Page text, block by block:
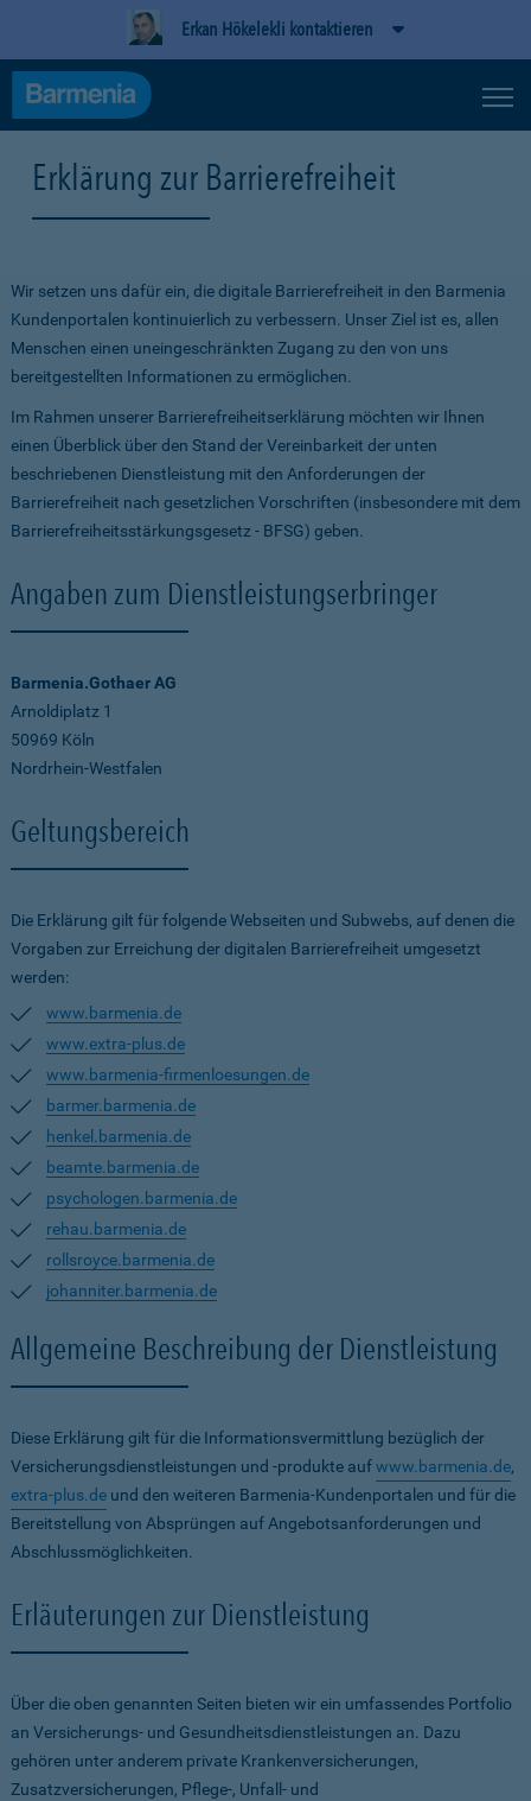
Erkan Hökelekli kontaktieren
Erklärung zur Barrierefreiheit
Wir setzen uns dafür ein, die digitale Barrierefreiheit in den Barmenia
Kundenportalen kontinuierlich zu verbessern. Unser Ziel ist es, allen
Menschen einen uneingeschränkten Zugang zu den von uns
bereitgestellten Informationen zu ermöglichen.
Im Rahmen unserer Barrierefreiheitserklärung möchten wir Ihnen
einen Überblick über den Stand der Vereinbarkeit der unten
beschriebenen Dienstleistung mit den Anforderungen der
Barrierefreiheit nach gesetzlichen Vorschriften (insbesondere mit dem
Barrierefreiheitsstärkungsgesetz - BFSG) geben.
Angaben zum Dienstleistungserbringer
Barmenia.Gothaer AG
Arnoldiplatz 1
50969 Köln
Nordrhein-Westfalen
Geltungsbereich
Die Erklärung gilt für folgende Webseiten und Subwebs, auf denen die
Vorgaben zur Erreichung der digitalen Barrierefreiheit umgesetzt
werden:
www.barmenia.de
www.extra-plus.de
www.barmenia-firmenloesungen.de
barmer.barmenia.de
henkel.barmenia.de
beamte.barmenia.de
psychologen.barmenia.de
rehau.barmenia.de
rollsroyce.barmenia.de
johanniter.barmenia.de
Allgemeine Beschreibung der Dienstleistung
Diese Erklärung gilt für die Informationsvermittlung bezüglich der
Versicherungsdienstleistungen und -produkte aufwww.barmenia.de,
extra-plus.de und den weiteren Barmenia-Kundenportalen und für die
Bereitstellung von Absprüngen auf Angebotsanforderungen und
Abschlussmöglichkeiten.
Erläuterungen zur Dienstleistung
Über die oben genannten Seiten bieten wir ein umfassendes Portfolio
an Versicherungs- und Gesundheitsdienstleistungen an. Dazu
gehören unter anderem private Krankenversicherungen,
Zusatzversicherungen, Pflege-, Unfall- und